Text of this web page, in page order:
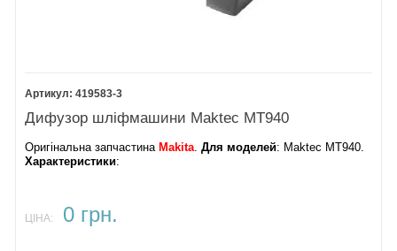
419583-3
Дифузор шліфмашини Maktec MT940
Оригінальна запчастина Makita.Для моделей: Maktec MT940.
Характеристики:
ЦІНА: 0 грн.